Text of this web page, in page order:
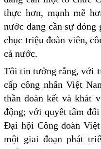
thực hơn, mạnh mẽ
nước đang cần sự
chục triệu đoàn viên,
cả nước.
Tôi tin tưởng rằng, với
cấp công nhân Việt
thần đoàn kết và khát
động; với quyết tâm
Đại hội Công đoàn
một giai đoạn phát